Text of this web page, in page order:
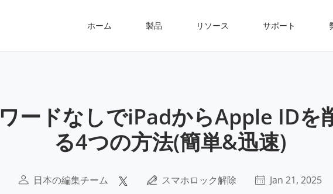
ホーム 製品 リソース サポート
ードなしでiPadからApple IDを
る4つの方法(簡単&迅速)
日本の編集チーム スマホロック解除 Jan 21, 2025